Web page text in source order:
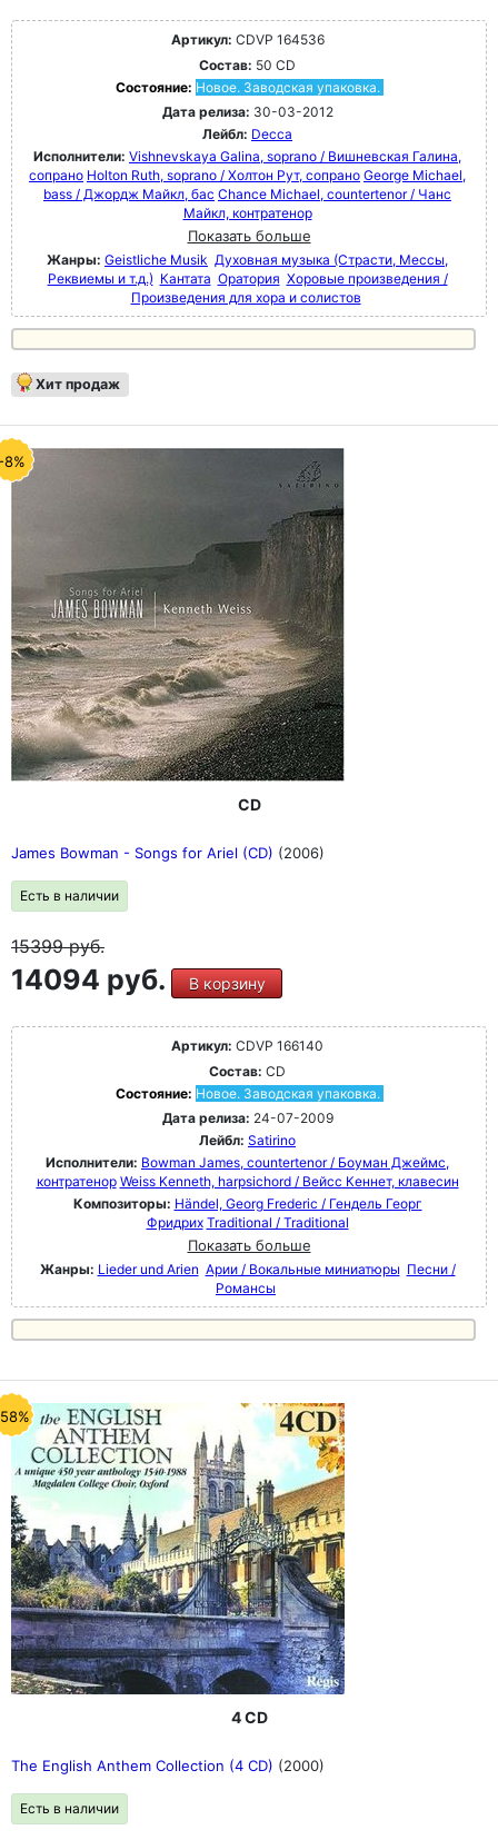
Артикул: CDVP 164536
Состав: 50 CD
Состояние: Новое. Заводская упаковка.
Дата релиза: 30-03-2012
Лейбл: Decca
Исполнители: Vishnevskaya Galina, soprano / Вишневская Галина,
сопрано Holton Ruth, soprano / Холтон Рут, сопрано George Michael,
bass / Джордж Майкл, бас Chance Michael, countertenor / Чанс
Майкл, контратенор
Показать больше
Жанры: Geistliche Musik Духовная музыка (Страсти, Мессы,
Реквиемы и т.д.) Кантата Оратория Хоровые произведения /
Произведения для хора и солистов
Хит продаж
8%
CD
James Bowman - Songs for Ariel (CD) (2006)
Есть в наличии
15399руб.
14094 руб. В корзину
Артикул: CDVP 166140
Состав: CD
Состояние: Новое. Заводская упаковка.
Дата релиза: 24-07-2009
Лейбл: Satirino
Исполнители: Bowman James, countertenor / Боуман Джеймс,
контратенор Weiss Kenneth, harpsichord / Вейсс Кеннет, клавесин
Композиторы: Händel, Georg Frederic / Гендель Георг
Фридрих Traditional / Traditional
Показать больше
Жанры: Lieder und Arien Арии / Вокальные миниатюры Песни /
Романсы
4 CD
The English Anthem Collection (4 CD) (2000)
Есть в наличии